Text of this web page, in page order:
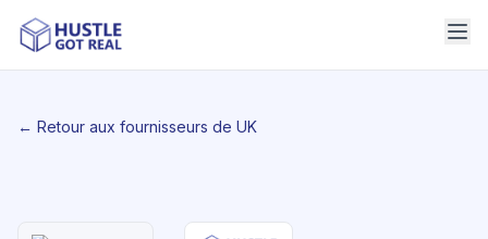
← Retour aux fournisseurs de UK